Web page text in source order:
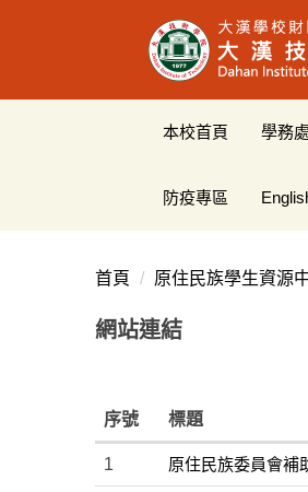
要
本校首頁 學務
防疫專區
首頁 原住民族學生資源
網站連結
序號 標題
1 原住民族委員會補